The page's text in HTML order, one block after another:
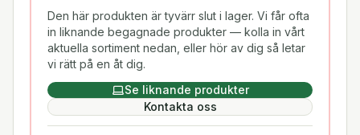
Den här produkten är tyvärr slut i lager. Vi får ofta
in liknande begagnade produkter — kolla in vårt
aktuella sortiment nedan, eller hör av dig så letar
vi rätt på en åt dig.
Se liknande produkter
Kontakta oss